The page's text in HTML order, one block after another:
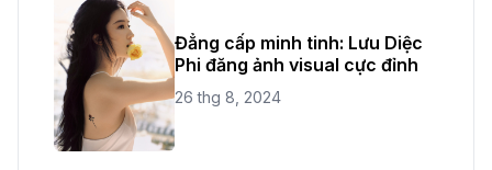
Đẳng cấp minh tinh: Lưu Diệc
Phi đăng ảnh visual cực đỉnh
26 thg 8, 2024